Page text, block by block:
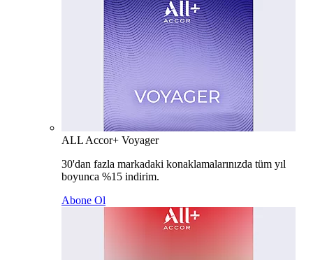
ALL Accor+ Voyager
30'dan fazla markadaki konaklamalarınızda tüm yıl
boyunca %15 indirim.
Abone Ol